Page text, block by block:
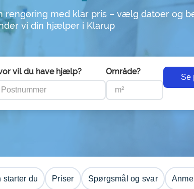
rengøring med klar pris – vælg datoer og
vi din hjælper i Klarup
vil du have hjælp? Område?
Se
starter du Priser Spørgsmål og svar